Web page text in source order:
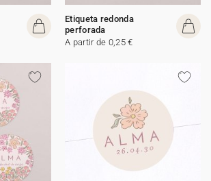
Etiqueta redonda
perforada
A partir de 0,25 €